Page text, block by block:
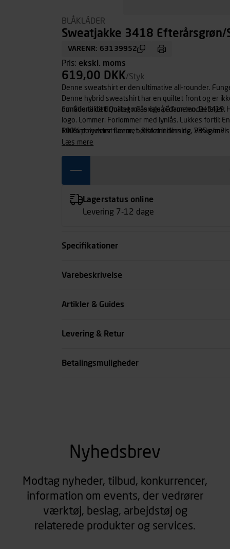
BLÅKLÄDER
Sweatjakke 3418 Efterårsgrøn/
VARENR: 63139952
Pris: ekskl. moms
619,00 DKK/Styk
Denne sweatshirt er den ultimative all-rounder.
Denne hybrid sweatshirt har en quiltet front og er
område til dit firmalogo.Fås også i damemodel 3419.
Funktionalitet: Quiltet materiale på fronten. Detaljer:
logo. Lommer: Forlommer med lynlås. Lukkes fortil:
Ribkant nederst i ærmet. Ribkant i linning.
Tåler ikke strygning. Tåler ikke tørretumbling.
100% polyester fleece, børstet inderside, 235 g/m2
læs mere
Lagerstatus online
Levering 7-12 dage
Specifikationer
Størrelse
Varebeskrivelse
Artikler & Guides
Levering & Retur
Betalingsmuligheder
Nyhedsbrev
Modtag nyheder, tilbud, konkurrencer,
information om events, der vedrører
værktøj, beslag, arbejdstøj og
relaterede produkter og services.